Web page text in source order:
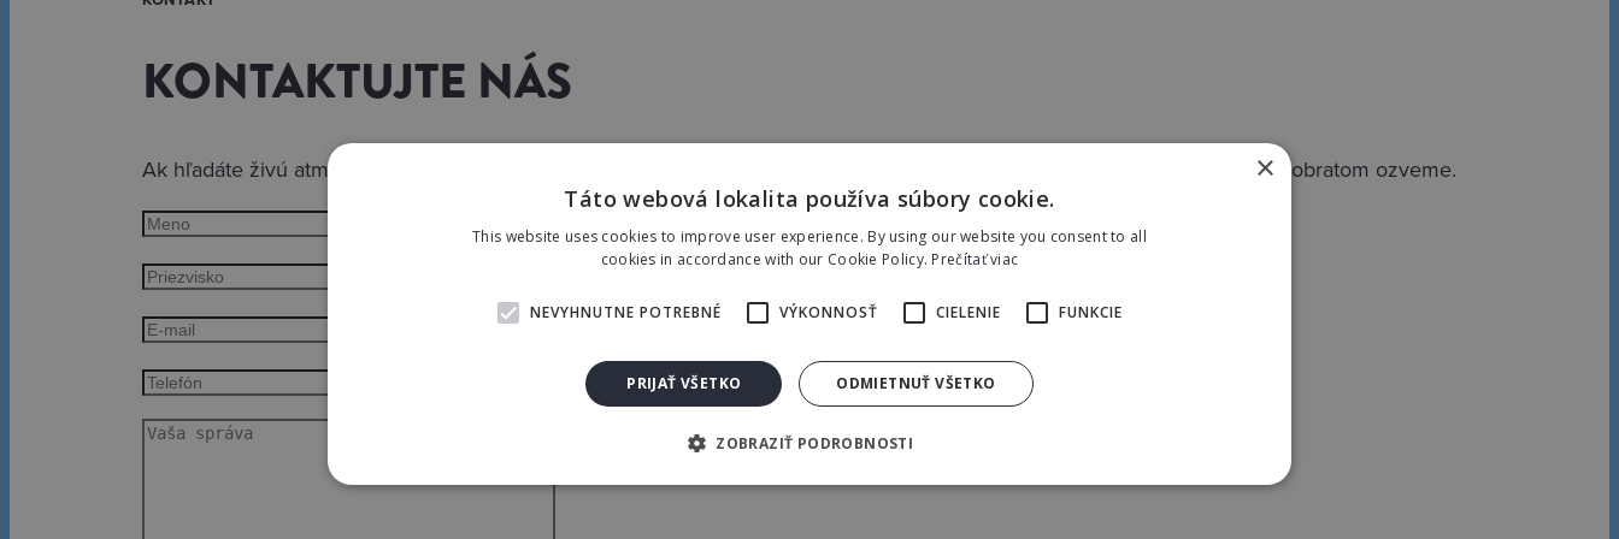
KONTAKTUJTE NÁS
Ak hľadáte živú atmosféru v lukratívnej mestskej časti Bratislavy, ste tu správne. Zanechajte nám Váš kontakt a my sa Vám obratom ozveme.
×
Táto webová lokalita používa súbory cookie.
This website uses cookies to improve user experience. By using our website you consent to all
cookies in accordance with our Cookie Policy. Prečítať viac
NEVYHNUTNE POTREBNÉ VÝKONNOSŤ CIELENIE FUNKCIE
PRIJAŤ VŠETKO ODMIETNUŤ VŠETKO
ZOBRAZIŤ PODROBNOSTI